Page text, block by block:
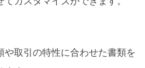
や取引の特性に合わせた書類を